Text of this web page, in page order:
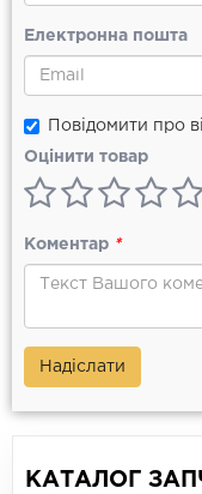
Електронна пошта
Повідомити про
Оцінити товар
Коментар *
Надіслати
КАТАЛОГ